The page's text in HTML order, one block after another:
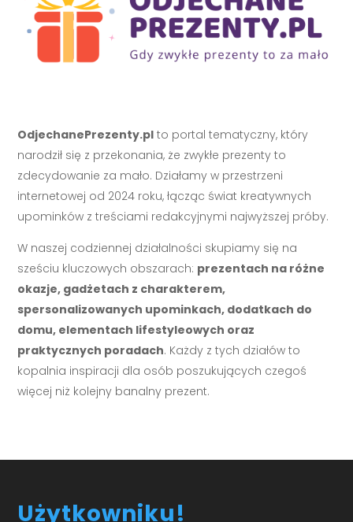
OdjechanePrezenty.pl to portal tematyczny, który
narodził się z przekonania, że zwykłe prezenty to
zdecydowanie za mało. Działamy w przestrzeni
internetowej od 2024 roku, łącząc świat kreatywnych
upominków z treściami redakcyjnymi najwyższej próby.
W naszej codziennej działalności skupiamy się na
sześciu kluczowych obszarach: prezentach na różne
okazje, gadżetach z charakterem,
spersonalizowanych upominkach, dodatkach do
domu, elementach lifestyleowych oraz
praktycznych poradach. Każdy z tych działów to
kopalnia inspiracji dla osób poszukujących czegoś
więcej niż kolejny banalny prezent.
Użytkowniku!